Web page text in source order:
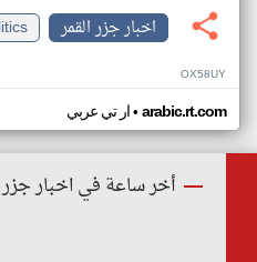
اخبار جزر القمر
OX58UY
ار تي عربي• arabic.rt.com
أخر ساعة في اخبار جزر